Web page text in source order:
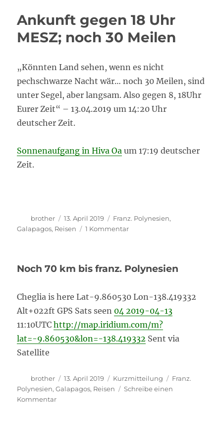
Autuona
Hiva
Ankunft gegen 18 Uhr
MESZ; noch 30 Meilen
„Könnten Land sehen, wenn es nicht
pechschwarze Nacht wär… noch 30 Meilen, sind
unter Segel, aber langsam. Also gegen 8, 18Uhr
Eurer Zeit“ – 13.04.2019 um 14:20 Uhr
deutscher Zeit.
Sonnenaufgang in Hiva Oa um 17:19 deutscher
Zeit.
Autor
brother
Veröffentlicht
am
13. April 2019 Kategorien
Franz. Polynesien,
Galapagos, Reisen 1 Kommentarzu
Uhr
30
Meilen
Noch 70 km bis franz. Polynesien
Cheglia is here Lat-9.860530 Lon-138.419332
Alt+022ft GPS Sats seen 04 2019-04-13
11:10UTChttp://map.iridium.com/m?
lat=-9.860530&lon=-138.419332 Sent via
Satellite
Autor
brother
Veröffentlicht
am
13. April 2019 Format
Kurzmitteilung Kategorien
Franz.
Polynesien,Galapagos, Reisen
Schreibe einen
Kommentarzu